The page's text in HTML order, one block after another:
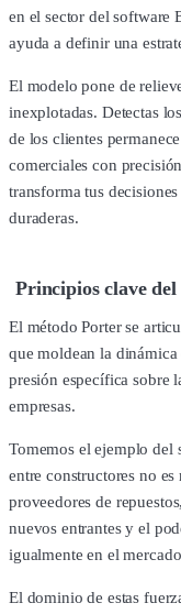
en el sector del software
ayuda a definir una
El modelo pone de
inexplotadas. Detectas los
de los clientes
comerciales con
transforma tus
duraderas.
Principios clave
El método Porter se
que moldean la
presión específica sobre
empresas.
Tomemos el ejemplo del
entre constructores no
proveedores de
nuevos entrantes y el
igualmente en el
El dominio de estas